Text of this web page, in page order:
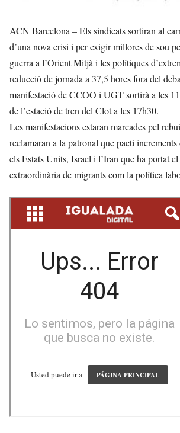
ACN Barcelona – Els sindicats sortiran al
d’una nova crisi i per exigir millores de sou
guerra a l’Orient Mitjà i les polítiques
reducció de jornada a 37,5 hores fora del
manifestació de CCOO i UGT sortirà a les
de l’estació de tren del Clot a les 17h30.
Les manifestacions estaran marcades pel
reclamaran a la patronal que pacti
els Estats Units, Israel i l’Iran que ha portat
extraordinària de migrants com la política